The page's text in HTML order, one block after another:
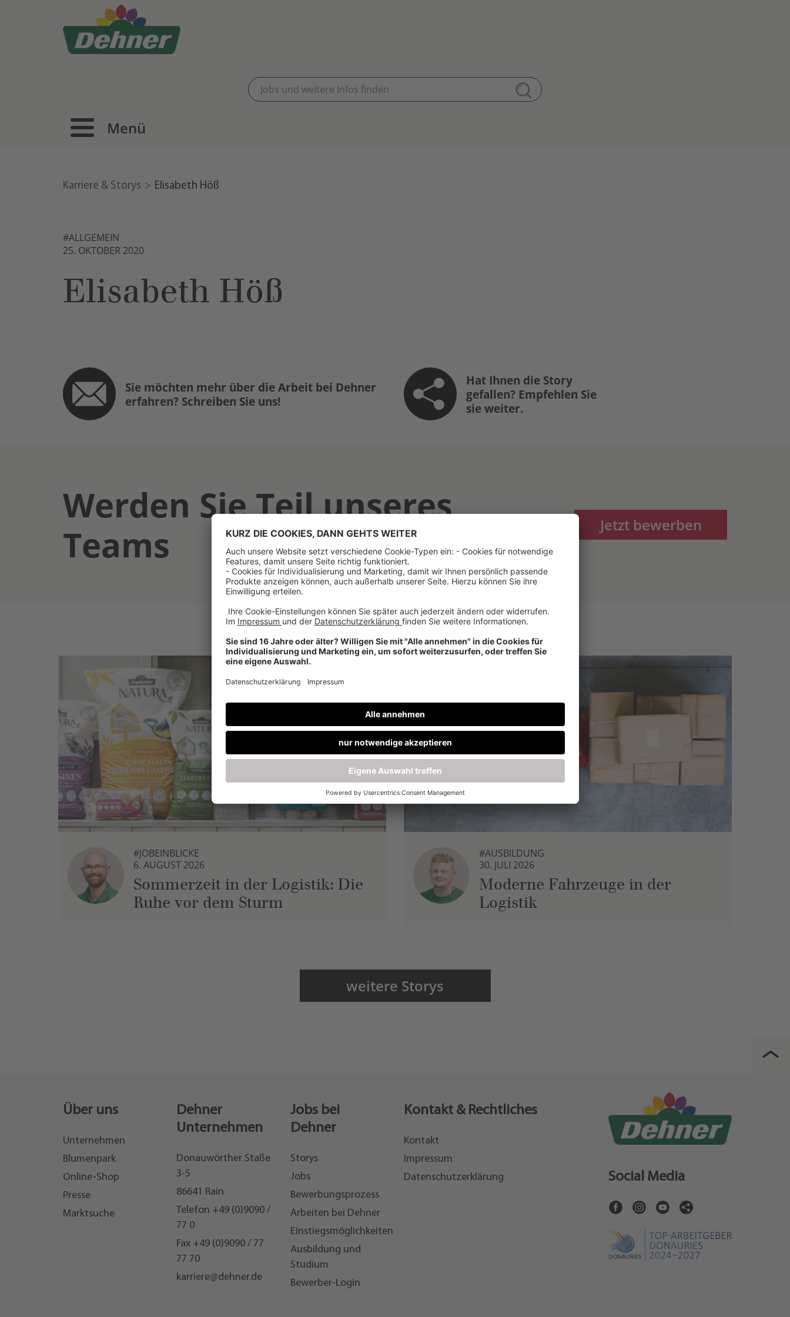
Menü
Karriere & Storys Elisabeth Höß
#ALLGEMEIN
25. OKTOBER 2020
Elisabeth Höß
Sie möchten mehr über die Arbeit bei Dehner
erfahren? Schreiben Sie uns!
Hat Ihnen die Story
gefallen? Empfehlen Sie
sie weiter.
Werden Sie Teil unseres
Teams
Jetzt bewerben
#JOBEINBLICKE
6. AUGUST 2026
Sommerzeit in der Logistik: Die
Ruhe vor dem Sturm
#AUSBILDUNG
30. JULI 2026
Moderne Fahrzeuge in der
Logistik
weitere Storys
Über uns
Unternehmen
Blumenpark
Online-Shop
Presse
Marktsuche
Dehner
Unternehmen
Donauwörther Staße
3-5
86641 Rain
Telefon +49 (0)9090 /
77 0
Fax +49 (0)9090 / 77
77 70
karriere@dehner.de
Jobs bei
Dehner
Storys
Jobs
Bewerbungsprozess
Arbeiten bei Dehner
Einstiegsmöglichkeiten
Ausbildung und
Studium
Bewerber-Login
Kontakt & Rechtliches
Kontakt
Impressum
Datenschutzerklärung
Social Media